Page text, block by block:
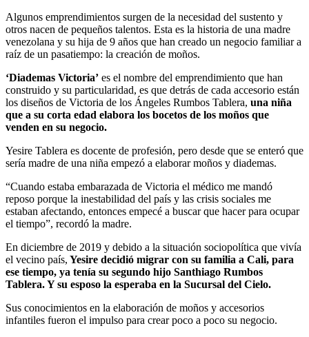
Algunos emprendimientos surgen de la necesidad del sustento y
otros nacen de pequeños talentos. Esta es la historia de una madre
venezolana y su hija de 9 años que han creado un negocio familiar a
raíz de un pasatiempo: la creación de moños.
‘Diademas Victoria’ es el nombre del emprendimiento que han
construido y su particularidad, es que detrás de cada accesorio están
los diseños de Victoria de los Ángeles Rumbos Tablera, una niña
que a su corta edad elabora los bocetos de los moños que
venden en su negocio.
Yesire Tablera es docente de profesión, pero desde que se enteró que
sería madre de una niña empezó a elaborar moños y diademas.
“Cuando estaba embarazada de Victoria el médico me mandó
reposo porque la inestabilidad del país y las crisis sociales me
estaban afectando, entonces empecé a buscar que hacer para ocupar
el tiempo”, recordó la madre.
En diciembre de 2019 y debido a la situación sociopolítica que vivía
el vecino país, Yesire decidió migrar con su familia a Cali, para
ese tiempo, ya tenía su segundo hijo Santhiago Rumbos
Tablera. Y su esposo la esperaba en la Sucursal del Cielo.
Sus conocimientos en la elaboración de moños y accesorios
infantiles fueron el impulso para crear poco a poco su negocio.